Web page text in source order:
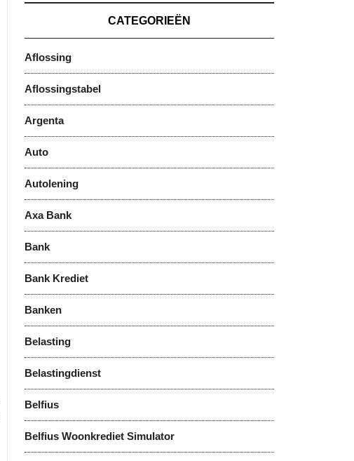
CATEGORIEËN
Aflossing
Aflossingstabel
Argenta
Auto
Autolening
Axa Bank
Bank
Bank Krediet
Banken
Belasting
Belastingdienst
Belfius
Belfius Woonkrediet Simulator